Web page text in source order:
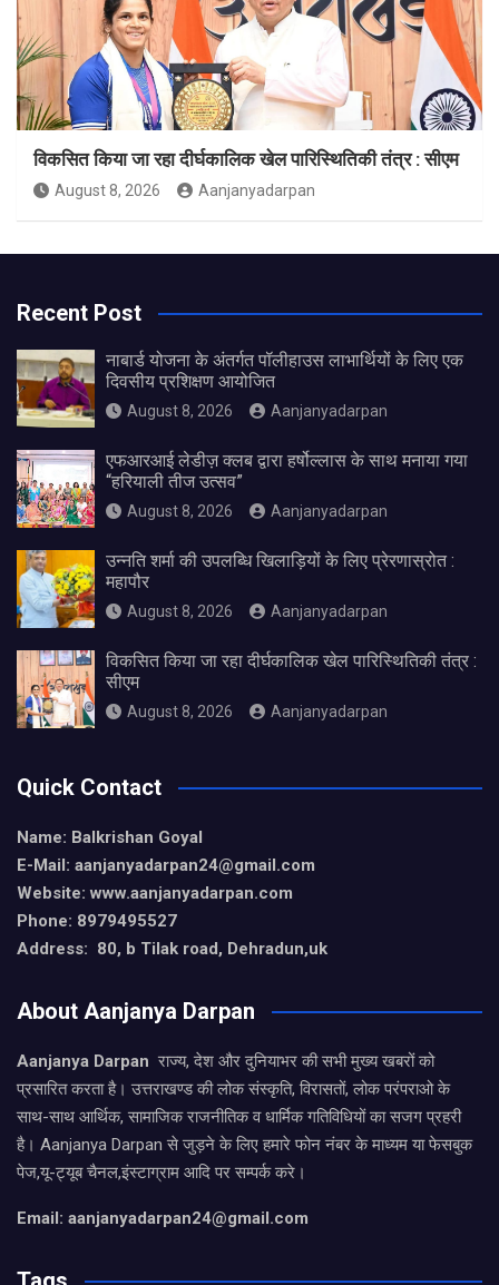
विकसित किया जा रहा दीर्घकालिक खेल पारिस्थितिकी तंत्र : सीएम
August 8, 2026 Aanjanyadarpan
Recent Post
नाबार्ड योजना के अंतर्गत पॉलीहाउस लाभार्थियों के लिए एक
दिवसीय प्रशिक्षण आयोजित
August 8, 2026 Aanjanyadarpan
एफआरआई लेडीज़ क्लब द्वारा हर्षोल्लास के साथ मनाया गया
“हरियाली तीज उत्सव”
August 8, 2026 Aanjanyadarpan
उन्नति शर्मा की उपलब्धि खिलाड़ियों के लिए प्रेरणास्रोत :
महापौर
August 8, 2026 Aanjanyadarpan
विकसित किया जा रहा दीर्घकालिक खेल पारिस्थितिकी तंत्र :
सीएम
August 8, 2026 Aanjanyadarpan
Quick Contact
Name: Balkrishan Goyal
E-Mail: aanjanyadarpan24@gmail.com
Website: www.aanjanyadarpan.com
Phone: 8979495527
Address: 80, b Tilak road, Dehradun,uk
About Aanjanya Darpan
Aanjanya Darpan राज्य, देश और दुनियाभर की सभी मुख्य खबरों को
प्रसारित करता है। उत्तराखण्ड की लोक संस्कृति, विरासतों, लोक परंपराओ के
साथ-साथ आर्थिक, सामाजिक राजनीतिक व धार्मिक गतिविधियों का सजग प्रहरी
है। Aanjanya Darpan से जुड़ने के लिए हमारे फोन नंबर के माध्यम या फेसबुक
पेज,यू-ट्यूब चैनल,इंस्टाग्राम आदि पर सम्पर्क करे।
Email: aanjanyadarpan24@gmail.com